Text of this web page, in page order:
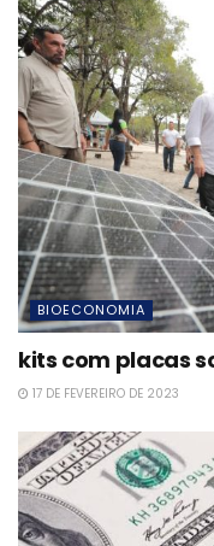
BIOECONOMIA
kits com placas
17 DE FEVEREIRO DE 2023